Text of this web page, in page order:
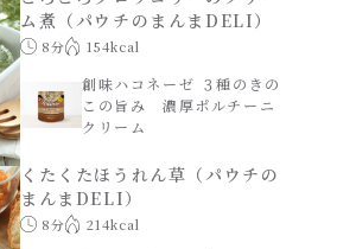
くち
ム煮（パウチのまんまDELI）
8分 154kcal
創味ハコネーゼ ３種のきの
この旨み 濃厚ポルチーニ
クリーム
くたくたほうれん草（パウチの
まんまDELI）
8分 214kcal